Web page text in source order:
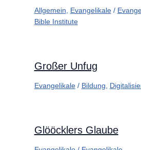
Allgemein Evangelikale/
Bible Institute
Großer Unfug
Evangelikale/ Bildung
Glööcklers Glaube